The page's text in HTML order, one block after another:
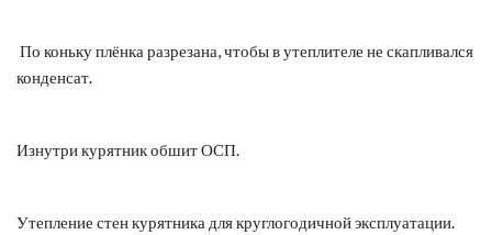
По коньку плёнка разрезана, чтобы в утеплителе не скапливался
конденсат.
Изнутри курятник обшит ОСП.
Утепление стен курятника для круглогодичной эксплуатации.